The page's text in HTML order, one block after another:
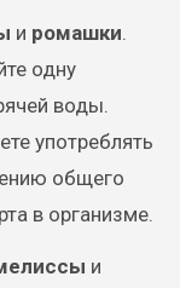
и ромашки.
одну
воды.
употреблять
общего
в организме.
и